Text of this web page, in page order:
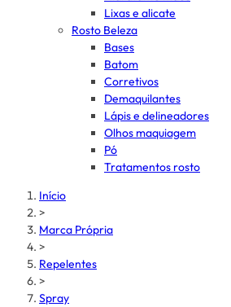
Lixas e alicate
Rosto Beleza
Bases
Batom
Corretivos
Demaquilantes
Lápis e delineadores
Olhos maquiagem
Pó
Tratamentos rosto
Início
>
Marca Própria
>
Repelentes
>
Spray